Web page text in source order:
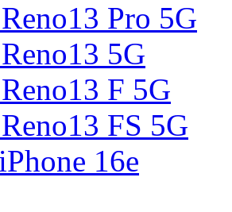
Pro 5G
5G
F 5G
FS 5G
16e